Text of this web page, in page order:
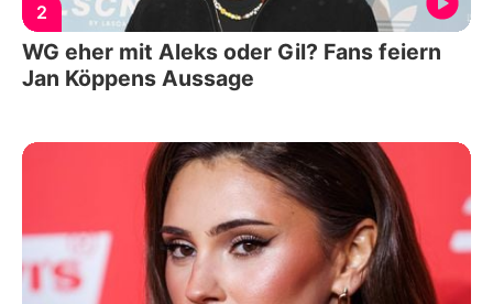
2
WG eher mit Aleks oder Gil? Fans feiern
Jan Köppens Aussage